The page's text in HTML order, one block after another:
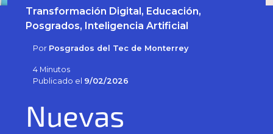
Transformación Digital, Educación,
Posgrados, Inteligencia Artificial
Por Posgrados del Tec de Monterrey
4 Minutos
Publicado el 9/02/2026
Nuevas